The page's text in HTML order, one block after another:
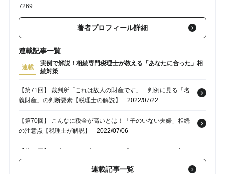
7269
著者プロフィール詳細
連載記事一覧
連載
実例で解説！相続専門税理士が教える「あなたに合った」相
続対策
【第71回】 裁判所「これは故人の財産です」…判例に見る「名
義財産」の判断要素【税理士の解説】
2022/07/22
【第70回】 こんなに税金が高いとは！「子のいない夫婦」相続
の注意点【税理士が解説】
2022/07/06
【第69回】 一生ひとりで生きていく…「おひとりさま」の相
続、意外な盲点【相続専門税理士の解説】2022/06/22
連載記事一覧